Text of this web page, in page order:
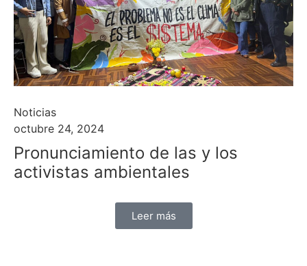
Noticias
octubre 24, 2024
Pronunciamiento de las y los
activistas ambientales
Leer más